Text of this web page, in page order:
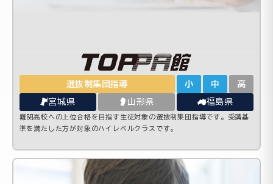
選抜制集団指導 小 中 高
宮城県 山形県 福島県
難関高校への上位合格を目指す生徒対象の選抜制集団指導です。受講基
準を満たした方が対象のハイレベルクラスです。